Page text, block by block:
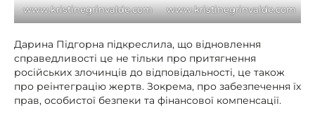
www.kristinegrinvalde.com www.kristinegrinvalde.com
Дарина Підгорна підкреслила, що відновлення
справедливості це не тільки про притягнення
російських злочинців до відповідальності, це також
про реінтеграцію жертв. Зокрема, про забезпечення їх
прав, особистої безпеки та фінансової компенсації.